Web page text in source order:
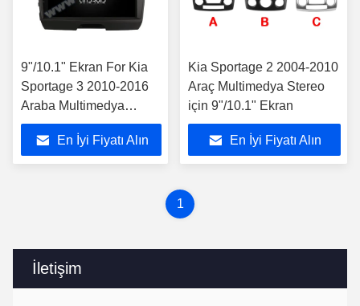
İletişim
9"/10.1" Ekran For Kia
Sportage 3 2010-2016
Araba Multimedya
Stereo GPS CarPlay
Player En İyi Fiyatı Alın
Kia Sportage 2 2004-2010
Araç Multimedya Stereo
için 9"/10.1" Ekran
En İyi Fiyatı Alın
1